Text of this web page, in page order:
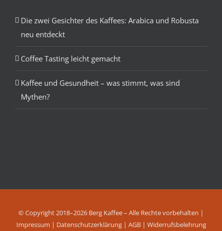
Die zwei Gesichter des Kaffees: Arabica und Robusta
neu entdeckt
Coffee Tasting leicht gemacht
Kaffee und Gesundheit – was stimmt, was sind
Mythen?
© Copyright 2018–2026 Berg Kaffee – Alle Rechte vorbehalten |
Impressum | Datenschutzerklärung| AGB| Widerrufsbelehrung